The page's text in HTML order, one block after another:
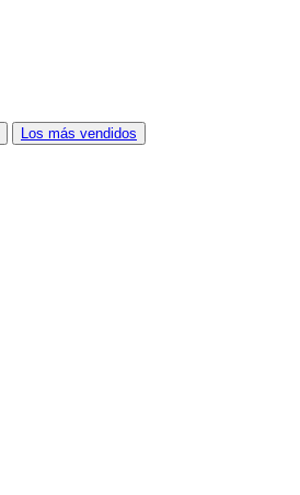
Los más vendidos